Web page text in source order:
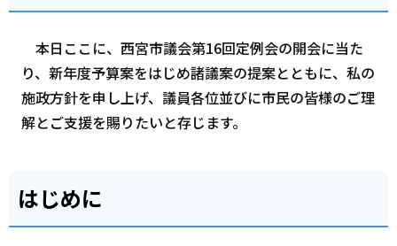
本日ここに、西宮市議会第16回定例会の開会に当た
り、新年度予算案をはじめ諸議案の提案とともに、私の
施政方針を申し上げ、議員各位並びに市民の皆様のご理
解とご支援を賜りたいと存じます。
はじめに